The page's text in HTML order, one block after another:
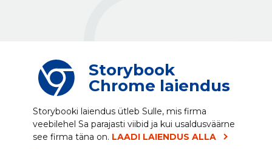
Storybook
Chrome laiendus
Storybooki laiendus ütleb Sulle, mis firma
veebilehel Sa parajasti viibid ja kui usaldusväärne
see firma täna on. LAADI LAIENDUS ALLA